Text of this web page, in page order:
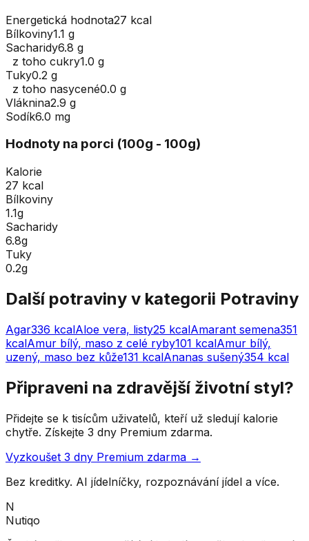
Energetická hodnota27 kcal
Bílkoviny1.1 g
Sacharidy6.8 g
z toho cukry1.0 g
Tuky0.2 g
z toho nasycené0.0 g
Vláknina2.9 g
Sodík6.0 mg
Hodnoty na porci (100g - 100g)
Kalorie
27 kcal
Bílkoviny
1.1g
Sacharidy
6.8g
Tuky
0.2g
Další potraviny v kategorii Potraviny
Agar336 kcalAloe vera, listy25 kcalAmarant semena351
kcalAmur bílý, maso z celé ryby101 kcalAmur bílý,
uzený, maso bez kůže131 kcalAnanas sušený354 kcal
Připraveni na zdravější životní styl?
Přidejte se k tisícům uživatelů, kteří už sledují kalorie
chytře. Získejte 3 dny Premium zdarma.
Vyzkoušet 3 dny Premium zdarma →
Bez kreditky. AI jídelníčky, rozpoznávání jídel a více.
N
Nutiqo